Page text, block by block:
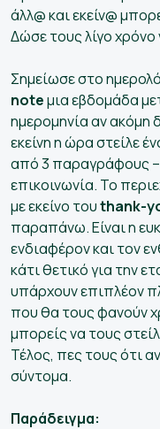
άλλ@ και εκείν@
Δώσε τους λίγο χρόνο
Σημείωσε στο
noteμια εβδομάδα
ημερομηνία αν ακόμη
εκείνη η ώρα στείλε
από 3 παραγράφους –
επικοινωνία. Το
με εκείνο τουthank-
παραπάνω. Είναι η
ενδιαφέρον και τον
κάτι θετικό για την
υπάρχουν επιπλέον
που θα τους φανούν
μπορείς να τους
Τέλος, πες τους ότι
σύντομα.
Παράδειγμα: